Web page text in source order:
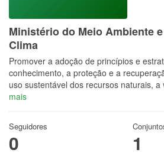
Ministério do Meio Ambiente
Clima
Promover a adoção de princípios e
conhecimento, a proteção e a
uso sustentável dos recursos naturais, a
mais
Seguidores
0 1